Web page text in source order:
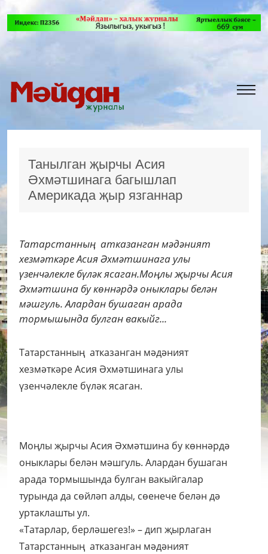
Танылган җырчы Асия
Әхмәтшинага багышлап
Америкада җыр язганнар
Татарстанның атказанган мәдәният
хезмәткәре Асия Әхмәтшинага улы
үзенчәлекле бүләк ясаган.Моңлы җырчы Асия
Әхмәтшина бу көннәрдә оныклары белән
мәшгуль. Алардан бушаган арада
тормышында булган вакыйг...
Татарстанның атказанган мәдәният
хезмәткәре Асия Әхмәтшинага улы
үзенчәлекле бүләк ясаган.
Моңлы җырчы Асия Әхмәтшина бу көннәрдә
оныклары белән мәшгуль. Алардан бушаган
арада тормышында булган вакыйгалар
турында да сөйләп алды, сөенече белән дә
уртаклашты ул.
«Татарлар, берләшегез!» – дип җырлаган
Татарстанның атказанган мәдәният